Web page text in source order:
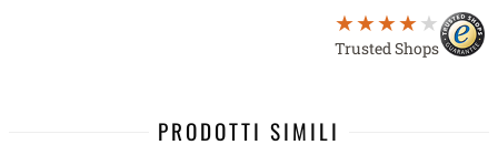
Trusted Shops
PRODOTTI SIMILI